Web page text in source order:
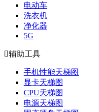
电动车
洗衣机
净化器
5G
辅助工具
手机性能天梯图
显卡天梯图
CPU天梯图
电源天梯图